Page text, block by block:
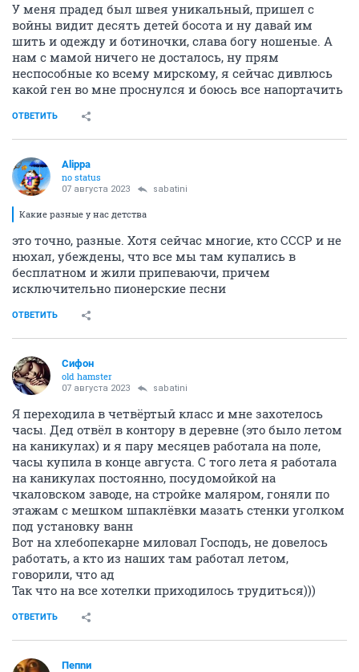
У меня прадед был швея уникальный, пришел с
войны видит десять детей босота и ну давай им
шить и одежду и ботиночки, слава богу ношеные. А
нам с мамой ничего не досталось, ну прям
неспособные ко всему мирскому, я сейчас дивлюсь
какой ген во мне проснулся и боюсь все напортачить
ОТВЕТИТЬ
Alippa
no status
07 августа 2023 sabatini
Какие разные у нас детства
это точно, разные. Хотя сейчас многие, кто СССР и не
нюхал, убеждены, что все мы там купались в
бесплатном и жили припеваючи, причем
исключительно пионерские песни
ОТВЕТИТЬ
Сифон
old hamster
07 августа 2023 sabatini
Я переходила в четвёртый класс и мне захотелось
часы. Дед отвёл в контору в деревне (это было летом
на каникулах) и я пару месяцев работала на поле,
часы купила в конце августа. С того лета я работала
на каникулах постоянно, посудомойкой на
чкаловском заводе, на стройке маляром, гоняли по
этажам с мешком шпаклёвки мазать стенки уголком
под установку ванн
Вот на хлебопекарне миловал Господь, не довелось
работать, а кто из наших там работал летом,
говорили, что ад
Так что на все хотелки приходилось трудиться)))
ОТВЕТИТЬ
Пепnи